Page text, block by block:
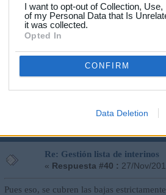
I want to opt-out of Collection,
of my Personal Data that Is
it was collected.
Opted In
CONFIRM
Data Deletion
Gestión lista
Tema: Gestión lista de interinos (Leído 137041
viendo este tema.
Re: Gestión lista de interinos
« Respuesta #40 : 27/Nov/
Pues eso, se cubren las bajas